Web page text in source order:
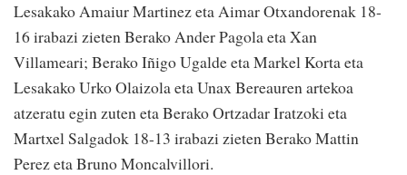
Lesakako Amaiur Martinez eta Aimar Otxandorenak 18-
16 irabazi zieten Berako Ander Pagola eta Xan
Villameari; Berako Iñigo Ugalde eta Markel Korta eta
Lesakako Urko Olaizola eta Unax Bereauren artekoa
atzeratu egin zuten eta Berako Ortzadar Iratzoki eta
Martxel Salgadok 18-13 irabazi zieten Berako Mattin
Perez eta Bruno Moncalvillori.